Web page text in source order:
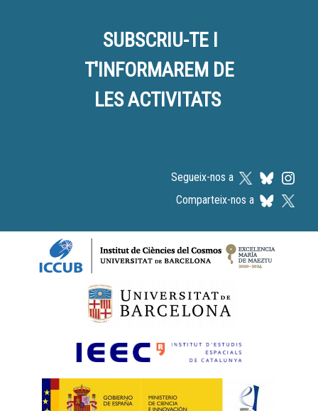
SUBSCRIU-TE I
T'INFORMAREM DE
LES ACTIVITATS
Segueix-nos a
Comparteix-nos a
Logos footer